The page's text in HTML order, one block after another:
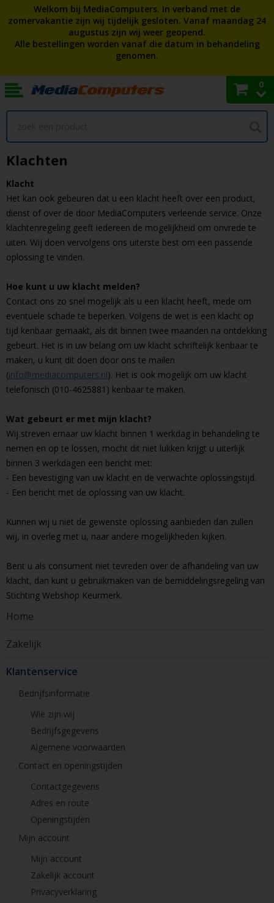
Welkom bij MediaComputers. In verband met de
zomervakantie zijn wij tijdelijk gesloten. Vanaf maandag 24
augustus zijn wij weer geopend.
Alle bestellingen worden vanaf die datum in behandeling
genomen.
0
Klachten
Klacht
Het kan ook gebeuren dat u een klacht heeft over een product,
dienst of over de door MediaComputers verleende service. Onze
klachtenregeling geeft iedereen de mogelijkheid om onvrede te
uiten. Wij doen vervolgens ons uiterste best om een passende
oplossing te vinden.
Hoe kunt u uw klacht melden?
Contact ons zo snel mogelijk als u een klacht heeft, mede om
eventuele schade te beperken. Volgens de wet is een klacht op
tijd kenbaar gemaakt, als dit binnen twee maanden na ontdekking
gebeurt. Het is in uw belang om uw klacht schriftelijk kenbaar te
maken, u kunt dit doen door ons te mailen
(info@mediacomputers.nl). Het is ook mogelijk om uw klacht
telefonisch (010-4625881) kenbaar te maken.
Wat gebeurt er met mijn klacht?
Wij streven ernaar uw klacht binnen 1 werkdag in behandeling te
nemen en op te lossen, mocht dit niet lukken krijgt u uiterlijk
binnen 3 werkdagen een bericht met:
- Een bevestiging van uw klacht en de verwachte oplossingstijd.
- Een bericht met de oplossing van uw klacht.
Kunnen wij u niet de gewenste oplossing aanbieden dan zullen
wij, in overleg met u, naar andere mogelijkheden kijken.
Bent u als consument niet tevreden over de afhandeling van uw
klacht, dan kunt u gebruikmaken van de bemiddelingsregeling van
Stichting Webshop Keurmerk.
Home
Zakelijk
Klantenservice
Bedrijfsinformatie
Wie zijn wij
Bedrijfsgegevens
Algemene voorwaarden
Contact en openingstijden
Contactgegevens
Adres en route
Openingstijden
Mijn account
Mijn account
Zakelijk account
Privacyverklaring